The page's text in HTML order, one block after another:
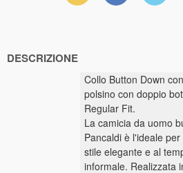
DESCRIZIONE
Collo Button Down
polsino con doppio
Regular Fit.
La camicia da uomo
Pancaldi è l'ideale
stile elegante e al
informale. Realizzata